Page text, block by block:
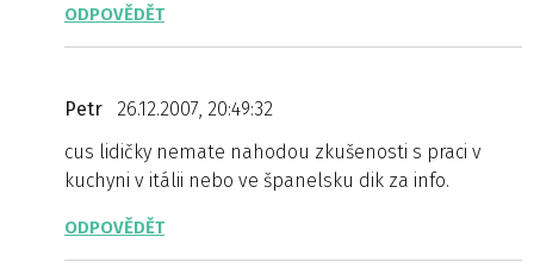
ODPOVĚDĚT
Petr
26.12.2007, 20:49:32
cus lidičky nemate nahodou zkušenosti s praci v
kuchyni v itálii nebo ve španelsku dik za info.
ODPOVĚDĚT